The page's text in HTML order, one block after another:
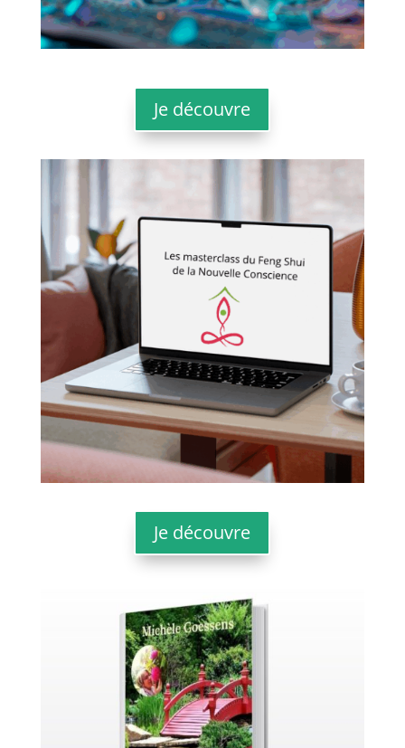
Je découvre
Je découvre